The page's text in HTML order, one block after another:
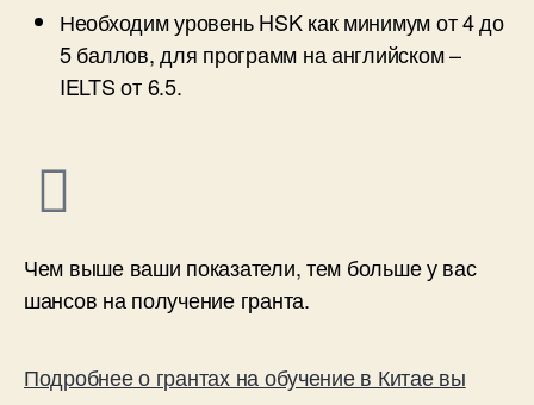
Необходим уровень HSK как минимум от 4 до
5 баллов, для программ на английском –
IELTS от 6.5.
Чем выше ваши показатели, тем больше у вас
шансов на получение гранта.
Подробнее о грантах на обучение в Китае вы